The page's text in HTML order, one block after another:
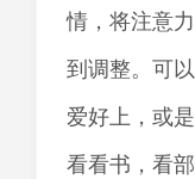
情，将注意
到调整。可
爱好上，或
看看书，看